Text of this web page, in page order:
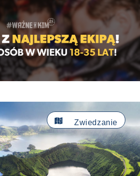
Zwiedzanie
